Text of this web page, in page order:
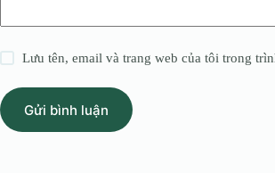
Lưu tên, email và trang web của tôi trong
Gửi bình luận